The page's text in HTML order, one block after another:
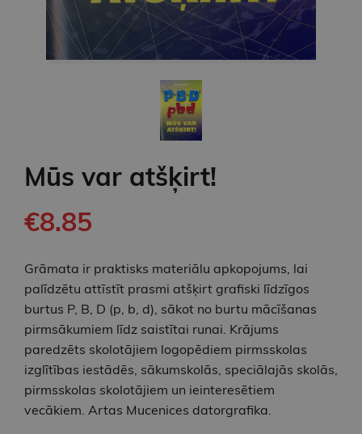
Mūs var atšķirt!
€8.85
Grāmata ir praktisks materiālu apkopojums, lai
palīdzētu attīstīt prasmi atšķirt grafiski līdzīgos
burtus P, B, D (p, b, d), sākot no burtu mācīšanas
pirmsākumiem līdz saistītai runai. Krājums
paredzēts skolotājiem logopēdiem pirmsskolas
izglītības iestādēs, sākumskolās, speciālajās skolās,
pirmsskolas skolotājiem un ieinteresētiem
vecākiem. Artas Mucenices datorgrafika.